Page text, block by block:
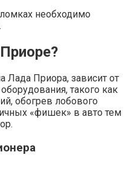
необходимо
Лада Приора, зависит от
такого как
обогрев лобового
«фишек» в авто тем